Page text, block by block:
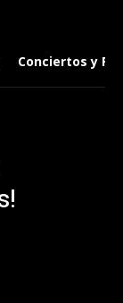
Conciertos y